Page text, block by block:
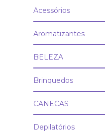
Acessórios
Aromatizantes
BELEZA
Brinquedos
CANECAS
Depilatórios